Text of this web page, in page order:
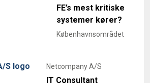
FE’s mest kritiske
systemer kører?
Københavnsområdet
Netcompany A/S
IT Consultant